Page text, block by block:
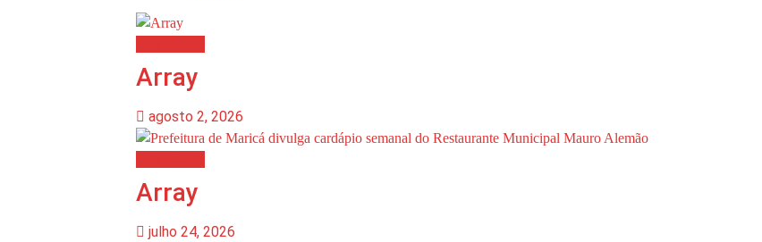
Array
agosto 2, 2026
Array
julho 24, 2026